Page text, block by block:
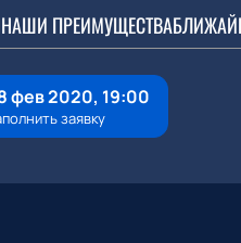
НАШИ ПРЕИМУЩЕСТВА